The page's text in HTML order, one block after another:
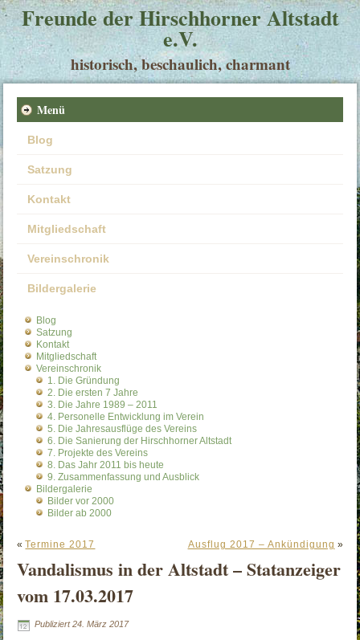
Freunde der Hirschhorner Altstadt
e.V.
historisch, beschaulich, charmant
Menü
Blog
Satzung
Kontakt
Mitgliedschaft
Vereinschronik
Bildergalerie
Blog
Satzung
Kontakt
Mitgliedschaft
Vereinschronik
1. Die Gründung
2. Die ersten 7 Jahre
3. Die Jahre 1989 – 2011
4. Personelle Entwicklung im Verein
5. Die Jahresausflüge des Vereins
6. Die Sanierung der Hirschhorner Altstadt
7. Projekte des Vereins
8. Das Jahr 2011 bis heute
9. Zusammenfassung und Ausblick
Bildergalerie
Bilder vor 2000
Bilder ab 2000
«Termine 2017 Ausflug 2017 – Ankündigung »
Vandalismus in der Altstadt – Statanzeiger
vom 17.03.2017
Publiziert 24. März 2017